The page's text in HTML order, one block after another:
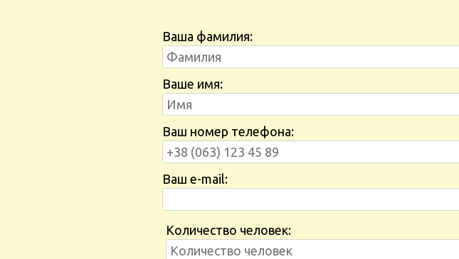
Ваша фамилия:
Ваше имя:
Ваш номер телефона:
Ваш e-mail:
Количество человек: